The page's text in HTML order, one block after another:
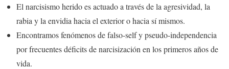
El narcisismo herido es actuado a través de la agresividad, la
rabia y la envidia hacia el exterior o hacia sí mismos.
Encontramos fenómenos de falso-self y pseudo-independencia
por frecuentes déficits de narcisización en los primeros años de
vida.